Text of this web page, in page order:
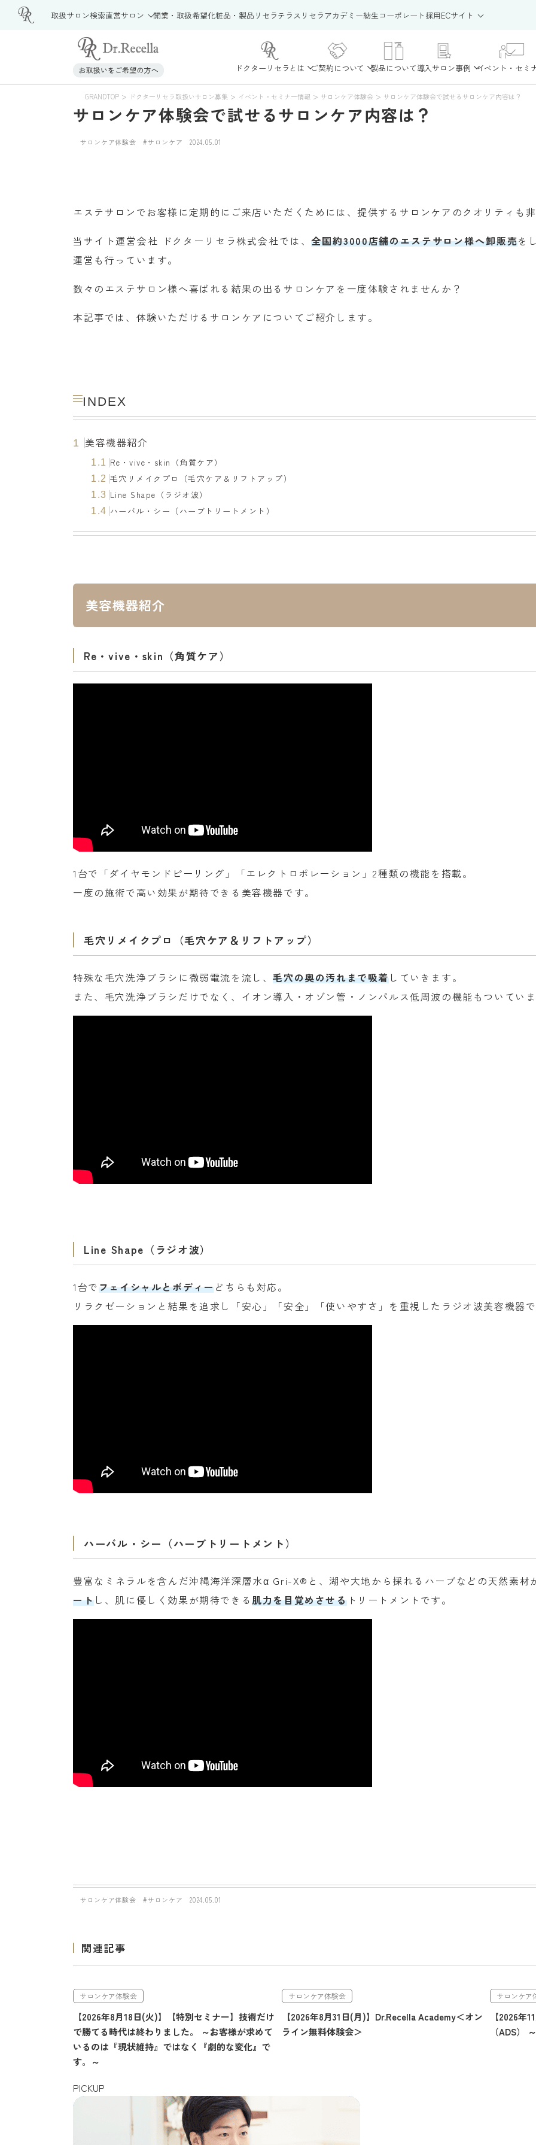
取扱サロン検索直営サロン 開業・取扱希望化粧品・製品 リセラテラス リセラアカデミー紡生コーポレート採用ECサイト
ドクターリセラとは ご契約について 製品について導入サロン事例 イベント・セミ
GRANDTOP > ドクターリセラ取扱いサロン募集 > イベント・セミナー情報 > サロンケア体験会 > サロンケア体験会で試せるサロンケア内容は？
サロンケア体験会で試せるサロンケア内容は？
サロンケア体験会 #サロンケア 2024.05.01
エステサロンでお客様に定期的にご来店いただくためには、提供するサロンケアのクオリティも
当サイト運営会社 ドクターリセラ株式会社では、全国約3000店舗のエステサロン様へ卸販売を
運営も行っています。
数々のエステサロン様へ喜ばれる結果の出るサロンケアを一度体験されませんか？
本記事では、体験いただけるサロンケアについてご紹介します。
INDEX
1 美容機器紹介
1.1 Re・vive・skin（角質ケア）
1.2 毛穴リメイクプロ（毛穴ケア＆リフトアップ）
1.3 Line Shape（ラジオ波）
1.4 ハーバル・シー（ハーブトリートメント）
美容機器紹介
Re・vive・skin（角質ケア）
1台で「ダイヤモンドピーリング」「エレクトロポレーション」2種類の機能を搭載。
一度の施術で高い効果が期待できる美容機器です。
毛穴リメイクプロ（毛穴ケア＆リフトアップ）
特殊な毛穴洗浄ブラシに微弱電流を流し、毛穴の奥の汚れまで吸着していきます。
また、毛穴洗浄ブラシだけでなく、イオン導入・オゾン管・ノンパルス低周波の機能もついてい
Line Shape（ラジオ波）
1台でフェイシャルとボディーどちらも対応。
リラクゼーションと結果を追求し「安心」「安全」「使いやすさ」を重視したラジオ波美容機器
ハーバル・シー（ハーブトリートメント）
豊富なミネラルを含んだ沖縄海洋深層水α Gri-X®と、湖や大地から採れるハーブなどの天然素材
ートし、肌に優しく効果が期待できる肌力を目覚めさせるトリートメントです。
サロンケア体験会 #サロンケア 2024.05.01
関連記事
サロンケア体験会
【2026年8月18日(火)】【特別セミナー】技術だけ
で勝てる時代は終わりました。 ～お客様が求めて
いるのは『現状維持』ではなく『劇的な変化』で
す。～
サロンケア体験会
【2026年8月31日(月)】Dr.Recella Academy＜オン
ライン無料体験会＞
サロンケア
【2026年
（ADS）
PICKUP